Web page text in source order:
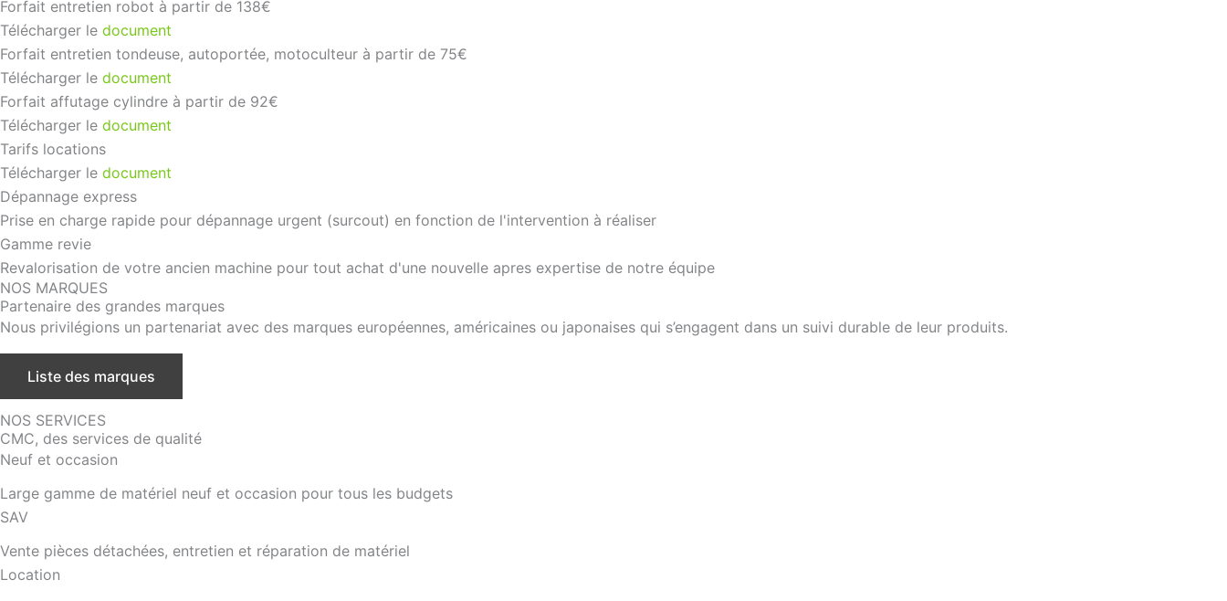
Forfait entretien robot à partir de 138€
Télécharger le document
Forfait entretien tondeuse, autoportée, motoculteur à partir de 75€
Télécharger le document
Forfait affutage cylindre à partir de 92€
Télécharger le document
Tarifs locations
Télécharger le document
Dépannage express
Prise en charge rapide pour dépannage urgent (surcout) en fonction de l'intervention à réaliser
Gamme revie
Revalorisation de votre ancien machine pour tout achat d'une nouvelle apres expertise de notre équipe
NOS MARQUES
Partenaire des grandes marques
Nous privilégions un partenariat avec des marques européennes, américaines ou japonaises qui s’engagent dans un suivi durable de leur produits.
Liste des marques
NOS SERVICES
CMC, des services de qualité
Neuf et occasion
Large gamme de matériel neuf et occasion pour tous les budgets
SAV
Vente pièces détachées, entretien et réparation de matériel
Location